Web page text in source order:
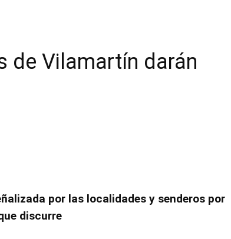
de Vilamartín darán
por las localidades y senderos por
discurre